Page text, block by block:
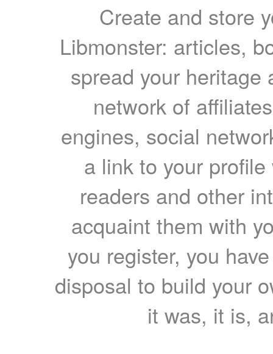
Create and store
Libmonster: articles,
spread your heritage
network of
engines, social
a link to your
readers and other
acquaint them with
you register, you
disposal to build your
it was, it is,